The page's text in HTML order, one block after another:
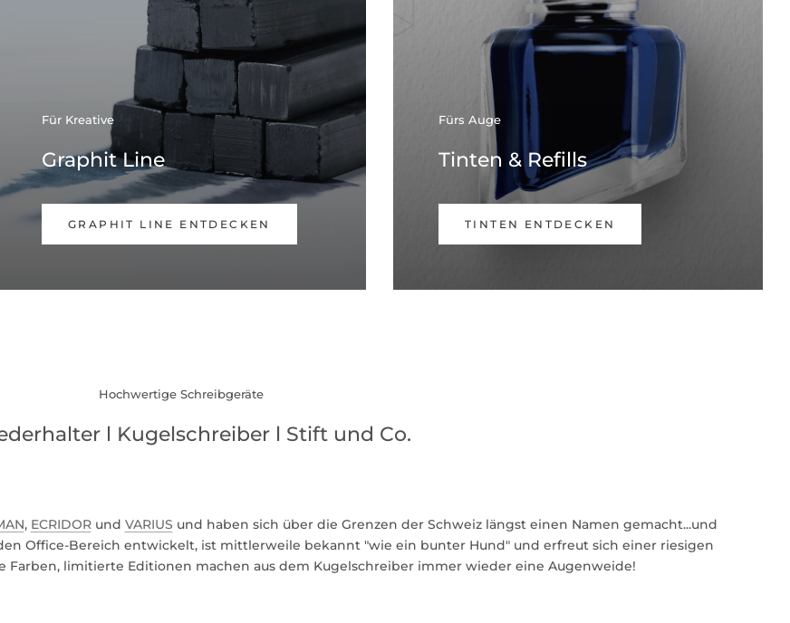
Für Kreative
Graphit Line
GRAPHIT LINE ENTDECKEN
Fürs Auge
Tinten & Refills
TINTEN ENTDECKEN
Hochwertige Schreibgeräte
l Kugelschreiber l Stift und Co.
, ECRIDORund VARIUS und haben sich über die Grenzen der Schweiz längst einen Namen gemacht...und
Office-Bereich entwickelt, ist mittlerweile bekannt "wie ein bunter Hund" und erfreut sich einer riesigen
Farben, limitierte Editionen machen aus dem Kugelschreiber immer wieder eine Augenweide!